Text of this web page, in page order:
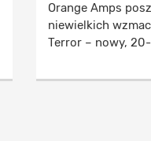
Orange Amps
niewielkich
Terror – nowy,